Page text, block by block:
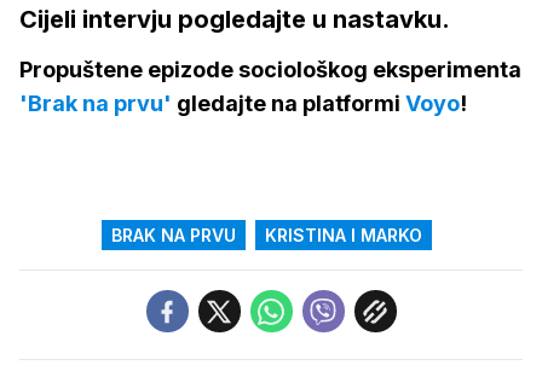
Cijeli intervju pogledajte u nastavku.
Propuštene epizode sociološkog eksperimenta
'Brak na prvu' gledajte na platformi Voyo!
BRAK NA PRVU KRISTINA I MARKO